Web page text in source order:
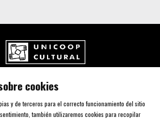
l'Aurora, 80 (Plaça de Cal Font)
Telf. 93 805 00 75
cookies
y de terceros para el correcto funcionamiento del sitio
también utilizaremos cookies para recopilar